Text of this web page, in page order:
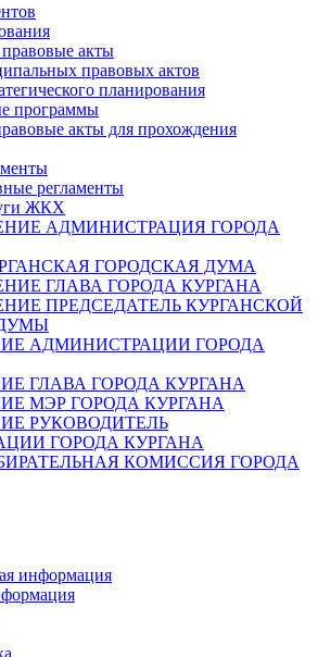
акты
правовых актов
планирования
программы
акты для прохождения
регламенты
ЖКХ
АДМИНИСТРАЦИЯ ГОРОДА
ГОРОДСКАЯ ДУМА
ГЛАВА ГОРОДА КУРГАНА
ПРЕДСЕДАТЕЛЬ КУРГАНСКОЙ
АДМИНИСТРАЦИИ ГОРОДА
ГЛАВА ГОРОДА КУРГАНА
МЭР ГОРОДА КУРГАНА
РУКОВОДИТЕЛЬ
ГОРОДА КУРГАНА
КОМИССИЯ ГОРОДА
информация